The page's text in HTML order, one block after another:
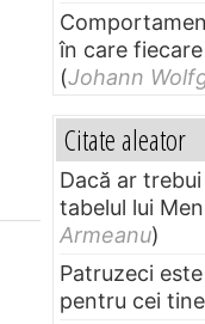
în care
(Johann
Citate aleator
Dacă ar
tabelul lui
Armeanu)
Patruzeci
pentru cei